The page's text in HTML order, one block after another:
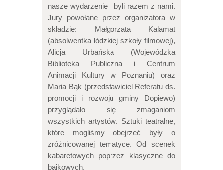
nasze wydarzenie i byli razem z nami.
Jury powołane przez organizatora w
składzie: Małgorzata Kalamat
(absolwentka łódzkiej szkoły filmowej),
Alicja Urbańska (Wojewódzka
Biblioteka Publiczna i Centrum
Animacji Kultury w Poznaniu) oraz
Maria Bąk (przedstawiciel Referatu ds.
promocji i rozwoju gminy Dopiewo)
przyglądało się zmaganiom
wszystkich artystów. Sztuki teatralne,
które mogliśmy obejrzeć były o
zróżnicowanej tematyce. Od scenek
kabaretowych poprzez klasyczne do
bajkowych.